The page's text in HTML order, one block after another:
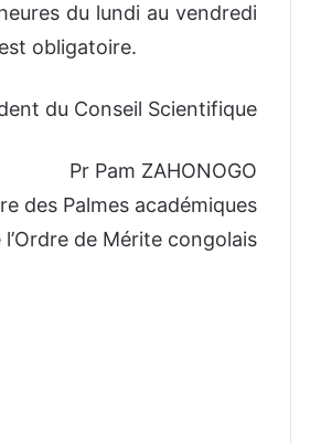
du lundi au vendredi
obligatoire.
du Conseil Scientifique
Pr Pam ZAHONOGO
des Palmes académiques
de Mérite congolais